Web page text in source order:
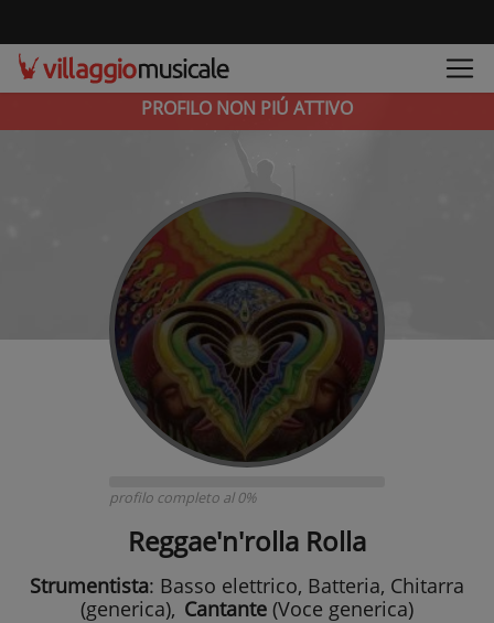
PROFILO NON PIÚ ATTIVO
profilo completo al 0%
Reggae'n'rolla Rolla
Strumentista: Basso elettrico, Batteria, Chitarra
(generica), Cantante (Voce generica)